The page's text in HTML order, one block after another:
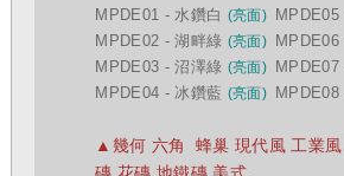
MPDE01 - 水鑽白 (亮面)
MPDE02 - 湖畔綠 (亮面)
MPDE03 - 沼澤綠 (亮面)
MPDE04 - 冰鑽藍 (亮面)
▲幾何 六角 蜂巢 現代風 工業風